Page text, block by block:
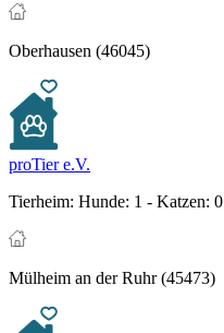
Oberhausen (46045)
proTier e.V.
Tierheim: Hunde: 1 - Katzen: 0
Mülheim an der Ruhr (45473)